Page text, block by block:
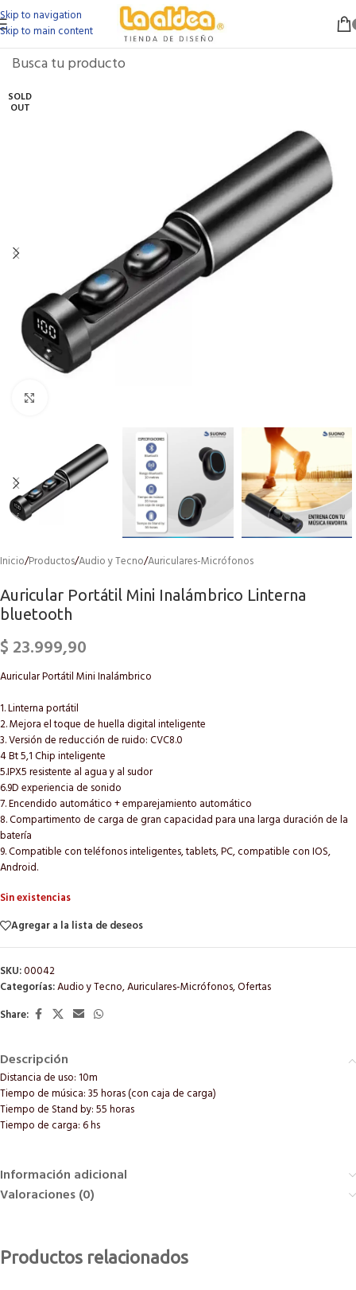
Skip to navigation
Skip to main content
SOLD
OUT
Inicio/Productos/Audio y Tecno/Auriculares-Micrófonos
Auricular Portátil Mini Inalámbrico Linterna
bluetooth
$ 23.999,90
Auricular Portátil Mini Inalámbrico
1. Linterna portátil
2. Mejora el toque de huella digital inteligente
3. Versión de reducción de ruido: CVC8.0
4 Bt 5,1 Chip inteligente
5.IPX5 resistente al agua y al sudor
6.9D experiencia de sonido
7. Encendido automático + emparejamiento automático
8. Compartimento de carga de gran capacidad para una larga duración de la
batería
9. Compatible con teléfonos inteligentes, tablets, PC, compatible con IOS,
Android.
Sin existencias
Agregar a la lista de deseos
SKU:00042
Categorías:Audio y Tecno,Auriculares-Micrófonos,Ofertas
Share:
Descripción
Distancia de uso: 10m
Tiempo de música: 35 horas (con caja de carga)
Tiempo de Stand by: 55 horas
Tiempo de carga: 6 hs
Información adicional
Valoraciones (0)
Productos relacionados